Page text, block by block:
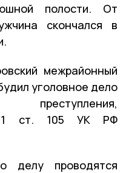
полости. От
скончался в
межрайонный
уголовное дело
1 ст. 105 УК РФ
делу проводятся